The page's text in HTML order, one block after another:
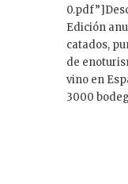
Edición
catados,
de
vino en
3000